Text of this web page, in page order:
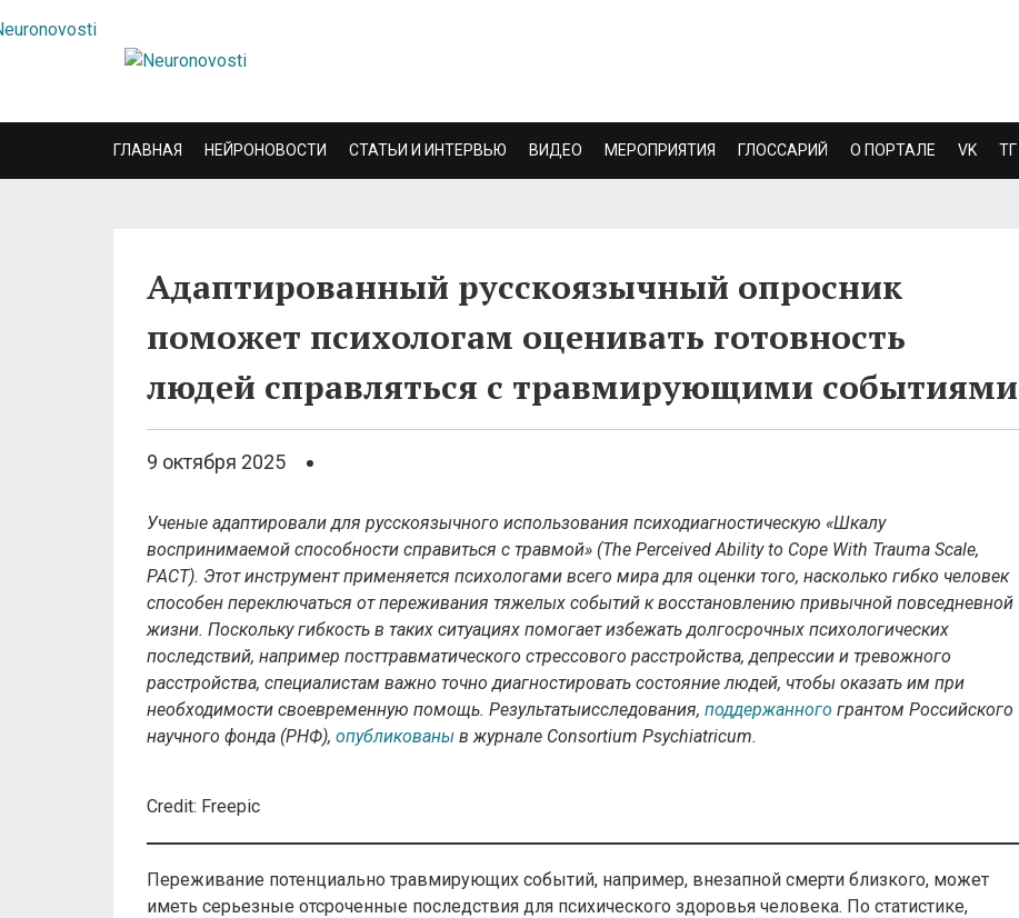
ГЛАВНАЯ НЕЙРОНОВОСТИ СТАТЬИ И ИНТЕРВЬЮ ВИДЕО МЕРОПРИЯТИЯ ГЛОССАРИЙ О ПОРТАЛЕ VK ТГ
Адаптированный русскоязычный опросник
поможет психологам оценивать готовность
людей справляться с травмирующими событиями
9 октября 2025
Ученые адаптировали для русскоязычного использования психодиагностическую «Шкалу
воспринимаемой способности справиться с травмой» (The Perceived Ability to Cope With Trauma Scale,
PACT). Этот инструмент применяется психологами всего мира для оценки того, насколько гибко человек
способен переключаться от переживания тяжелых событий к восстановлению привычной повседневной
жизни. Поскольку гибкость в таких ситуациях помогает избежать долгосрочных психологических
последствий, например посттравматического стрессового расстройства, депрессии и тревожного
расстройства, специалистам важно точно диагностировать состояние людей, чтобы оказать им при
необходимости своевременную помощь. Результатыисследования, поддержанного грантом Российского
научного фонда (РНФ), опубликованы в журнале Consortium Psychiatricum.
Credit: Freepic
Переживание потенциально травмирующих событий, например, внезапной смерти близкого, может
иметь серьезные отсроченные последствия для психического здоровья человека. По статистике,